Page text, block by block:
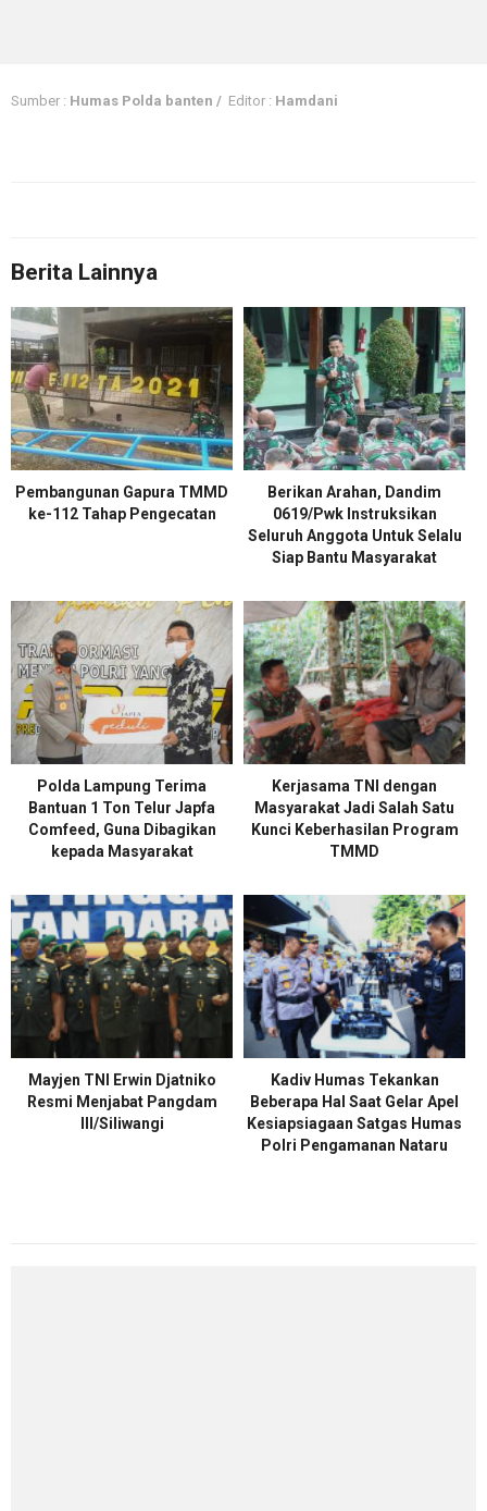
Sumber : Humas Polda banten / Editor : Hamdani
Berita Lainnya
Pembangunan Gapura TMMD
ke-112 Tahap Pengecatan
Berikan Arahan, Dandim
0619/Pwk Instruksikan
Seluruh Anggota Untuk Selalu
Siap Bantu Masyarakat
Polda Lampung Terima
Bantuan 1 Ton Telur Japfa
Comfeed, Guna Dibagikan
kepada Masyarakat
Kerjasama TNI dengan
Masyarakat Jadi Salah Satu
Kunci Keberhasilan Program
TMMD
Mayjen TNI Erwin Djatniko
Resmi Menjabat Pangdam
III/Siliwangi
Kadiv Humas Tekankan
Beberapa Hal Saat Gelar Apel
Kesiapsiagaan Satgas Humas
Polri Pengamanan Nataru